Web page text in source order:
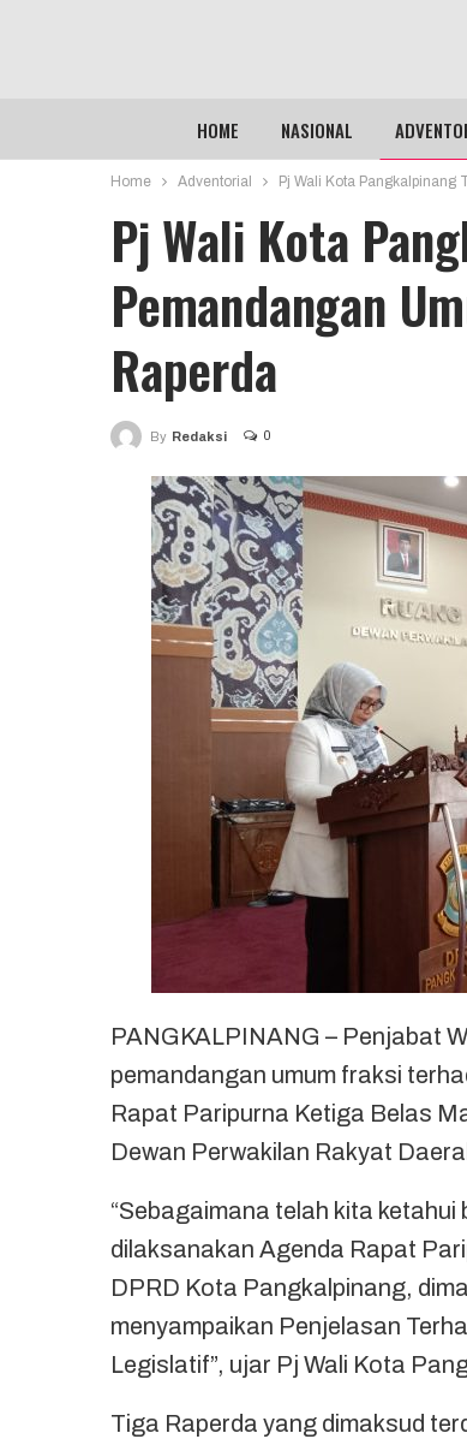
HOME NASIONAL
Home Adventorial Pj Wali Kota
Pj Wali Kota
Pemandangan
Raperda
By Redaksi 0
PANGKALPINANG – Penjabat
pemandangan umum fraksi
Rapat Paripurna Ketiga Belas
Dewan Perwakilan Rakyat
“Sebagaimana telah kita
dilaksanakan Agenda Rapat
DPRD Kota Pangkalpinang,
menyampaikan Penjelasan
Legislatif”, ujar Pj Wali Kota
Tiga Raperda yang dimaksud